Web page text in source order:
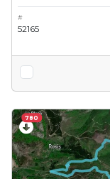
#
52165
780